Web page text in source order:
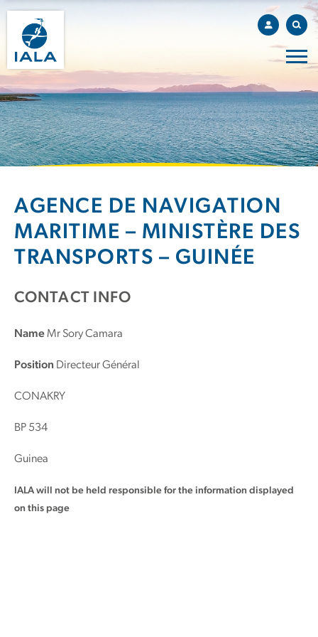
AGENCE DE NAVIGATION
MARITIME – MINISTÈRE DES
TRANSPORTS – GUINÉE
CONTACT INFO
NameMr Sory Camara
Position Directeur Général
CONAKRY
BP 534
Guinea
IALA will not be held responsible for the information displayed
on this page